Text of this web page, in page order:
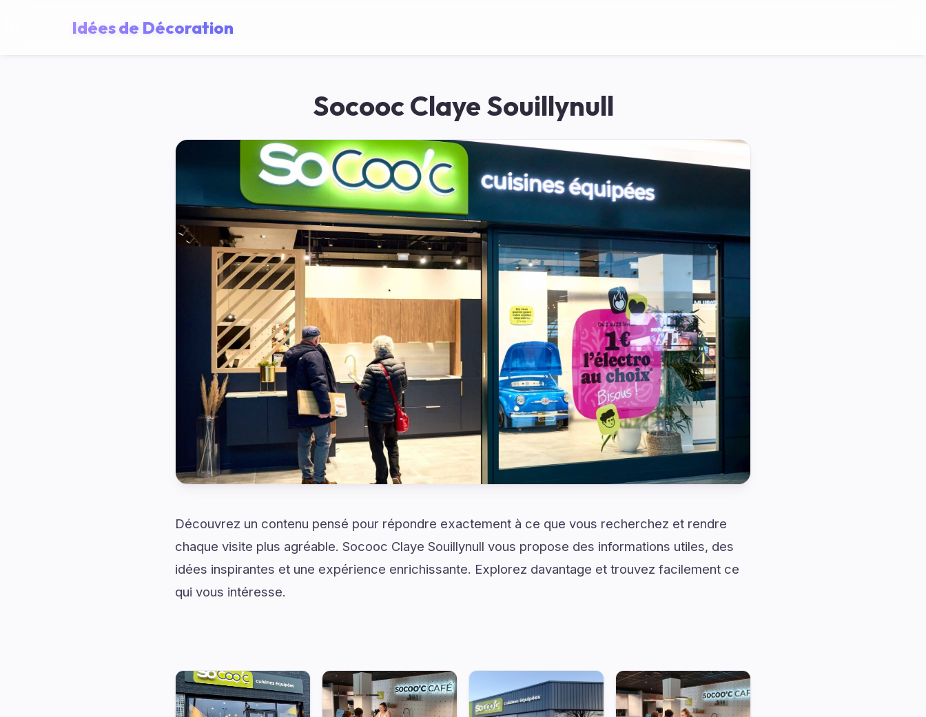
Idées de Décoration
Socooc Claye Souillynull
Découvrez un contenu pensé pour répondre exactement à ce que vous recherchez et rendre
chaque visite plus agréable. Socooc Claye Souillynull vous propose des informations utiles, des
idées inspirantes et une expérience enrichissante. Explorez davantage et trouvez facilement ce
qui vous intéresse.